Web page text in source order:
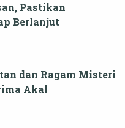
Pastikan
Berlanjut
dan Ragam Misteri
Akal